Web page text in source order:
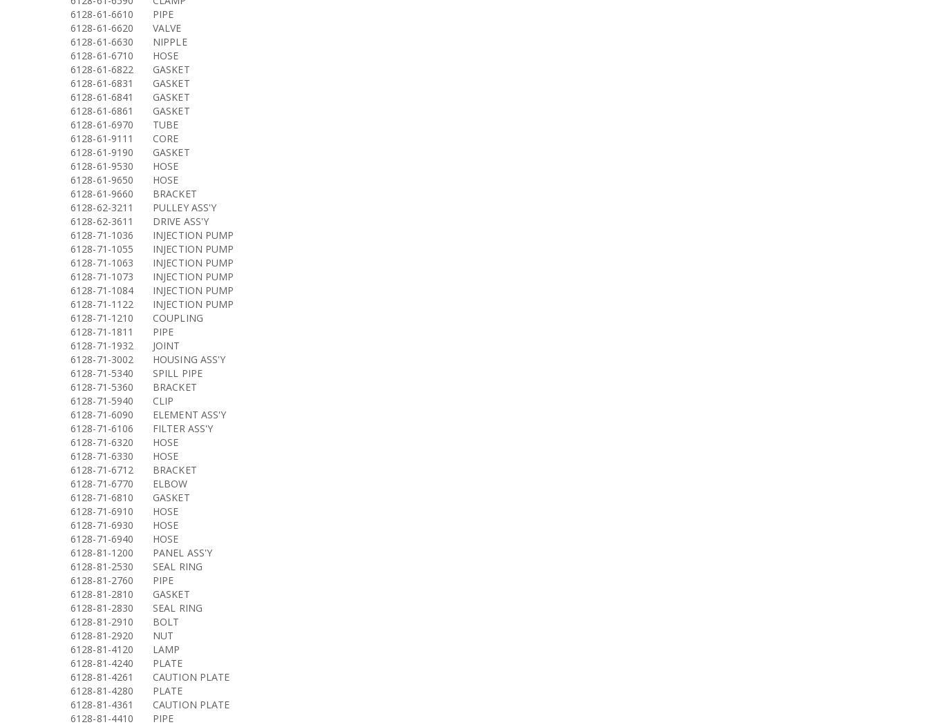
6128-61-6610
PIPE
6128-61-6620
VALVE
6128-61-6630
NIPPLE
6128-61-6710
HOSE
6128-61-6822
GASKET
6128-61-6831
GASKET
6128-61-6841
GASKET
6128-61-6861
GASKET
6128-61-6970
TUBE
6128-61-9111
CORE
6128-61-9190
GASKET
6128-61-9530
HOSE
6128-61-9650
HOSE
6128-61-9660
BRACKET
6128-62-3211
PULLEY ASS'Y
6128-62-3611
DRIVE ASS'Y
6128-71-1036
INJECTION PUMP
6128-71-1055
INJECTION PUMP
6128-71-1063
INJECTION PUMP
6128-71-1073
INJECTION PUMP
6128-71-1084
INJECTION PUMP
6128-71-1122
INJECTION PUMP
6128-71-1210
COUPLING
6128-71-1811
PIPE
6128-71-1932
JOINT
6128-71-3002
HOUSING ASS'Y
6128-71-5340
SPILL PIPE
6128-71-5360
BRACKET
6128-71-5940
CLIP
6128-71-6090
ELEMENT ASS'Y
6128-71-6106
FILTER ASS'Y
6128-71-6320
HOSE
6128-71-6330
HOSE
6128-71-6712
BRACKET
6128-71-6770
ELBOW
6128-71-6810
GASKET
6128-71-6910
HOSE
6128-71-6930
HOSE
6128-71-6940
HOSE
6128-81-1200
PANEL ASS'Y
6128-81-2530
SEAL RING
6128-81-2760
PIPE
6128-81-2810
GASKET
6128-81-2830
SEAL RING
6128-81-2910
BOLT
6128-81-2920
NUT
6128-81-4120
LAMP
6128-81-4240
PLATE
6128-81-4261
CAUTION PLATE
6128-81-4280
PLATE
6128-81-4361
CAUTION PLATE
6128-81-4410
PIPE